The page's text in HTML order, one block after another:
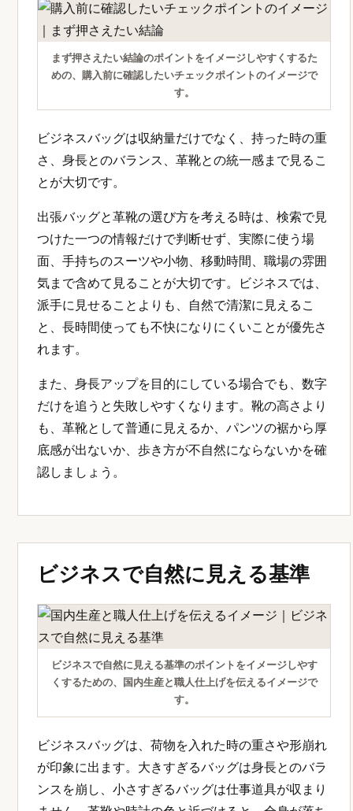
まず押さえたい結論のポイントをイメージしやすくするた
めの、購入前に確認したいチェックポイントのイメージで
す。
ビジネスバッグは収納量だけでなく、持った時の重
さ、身長とのバランス、革靴との統一感まで見るこ
とが大切です。
出張バッグと革靴の選び方を考える時は、検索で見
つけた一つの情報だけで判断せず、実際に使う場
面、手持ちのスーツや小物、移動時間、職場の雰囲
気まで含めて見ることが大切です。ビジネスでは、
派手に見せることよりも、自然で清潔に見えるこ
と、長時間使っても不快になりにくいことが優先さ
れます。
また、身長アップを目的にしている場合でも、数字
だけを追うと失敗しやすくなります。靴の高さより
も、革靴として普通に見えるか、パンツの裾から厚
底感が出ないか、歩き方が不自然にならないかを確
認しましょう。
ビジネスで自然に見える基準
ビジネスで自然に見える基準のポイントをイメージしやす
くするための、国内生産と職人仕上げを伝えるイメージで
す。
ビジネスバッグは、荷物を入れた時の重さや形崩れ
が印象に出ます。大きすぎるバッグは身長とのバラ
ンスを崩し、小さすぎるバッグは仕事道具が収まり